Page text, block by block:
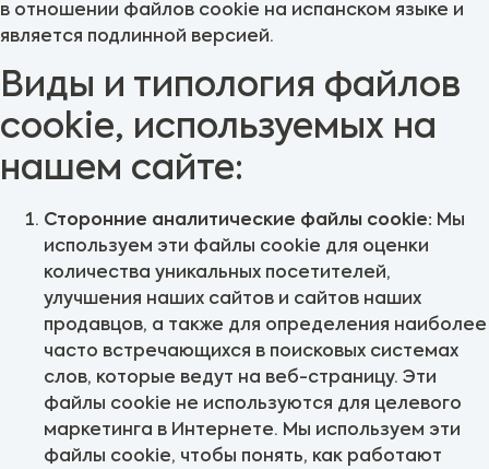
в отношении файлов cookie на испанском языке и
является подлинной версией.
Виды и типология файлов
cookie, используемых на
нашем сайте:
Сторонние аналитические файлы cookie: Мы
используем эти файлы cookie для оценки
количества уникальных посетителей,
улучшения наших сайтов и сайтов наших
продавцов, а также для определения наиболее
часто встречающихся в поисковых системах
слов, которые ведут на веб-страницу. Эти
файлы cookie не используются для целевого
маркетинга в Интернете. Мы используем эти
файлы cookie, чтобы понять, как работают